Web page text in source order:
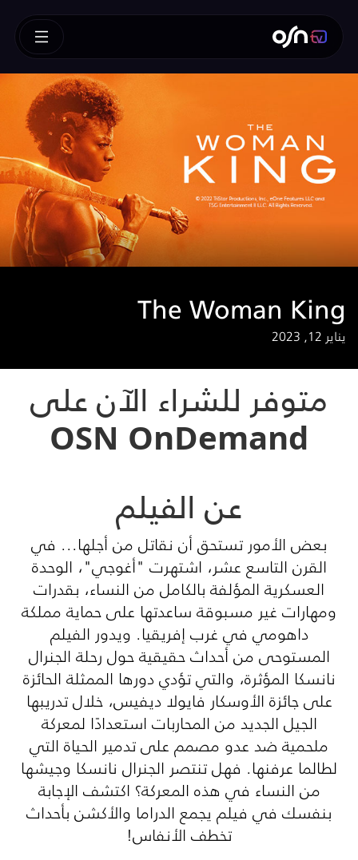
The Woman King
يناير 12, 2023
متوفر للشراء الآن على
OSN OnDemand
عن الفيلم
بعض الأمور تستحق أن نقاتل من أجلها... في
القرن التاسع عشر، اشتهرت "أغوجي"، الوحدة
العسكرية المؤلفة بالكامل من النساء، بقدرات
ومهارات غير مسبوقة ساعدتها على حماية مملكة
داهومي في غرب إفريقيا. ويدور الفيلم
المستوحى من أحداث حقيقية حول رحلة الجنرال
نانسكا المؤثرة، والتي تؤدي دورها الممثلة الحائزة
على جائزة الأوسكار فايولا ديفيس، خلال تدريبها
الجيل الجديد من المحاربات استعدادًا لمعركة
ملحمية ضد عدو مصمم على تدمير الحياة التي
لطالما عرفنها. فهل تنتصر الجنرال نانسكا وجيشها
من النساء في هذه المعركة؟ اكتشف الإجابة
بنفسك في فيلم يجمع الدراما والأكشن بأحداث
تخطف الأنفاس!